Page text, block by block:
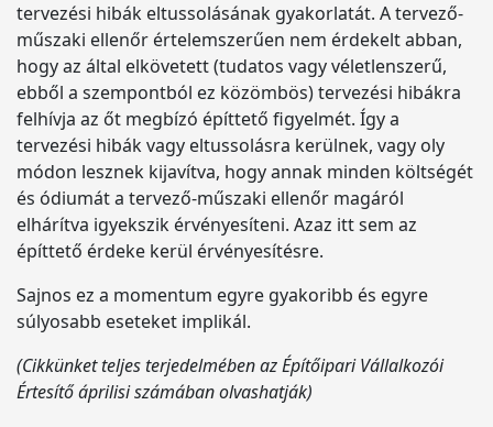
tervezési hibák eltussolásának gyakorlatát. A tervező-
műszaki ellenőr értelemszerűen nem érdekelt abban,
hogy az által elkövetett (tudatos vagy véletlenszerű,
ebből a szempontból ez közömbös) tervezési hibákra
felhívja az őt megbízó építtető figyelmét. Így a
tervezési hibák vagy eltussolásra kerülnek, vagy oly
módon lesznek kijavítva, hogy annak minden költségét
és ódiumát a tervező-műszaki ellenőr magáról
elhárítva igyekszik érvényesíteni. Azaz itt sem az
építtető érdeke kerül érvényesítésre.
Sajnos ez a momentum egyre gyakoribb és egyre
súlyosabb eseteket implikál.
(Cikkünket teljes terjedelmében az Építőipari Vállalkozói
Értesítő áprilisi számában olvashatják)